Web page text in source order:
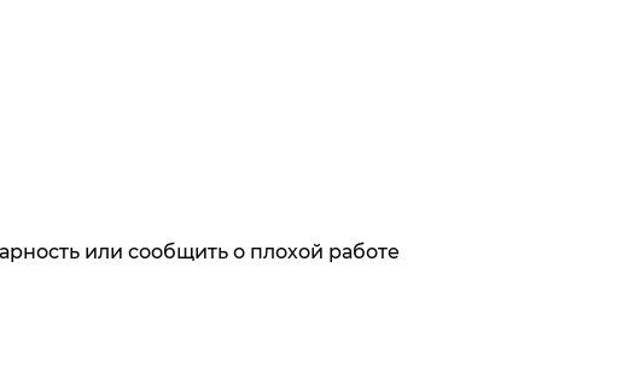
первыми
или сообщить о плохой работе